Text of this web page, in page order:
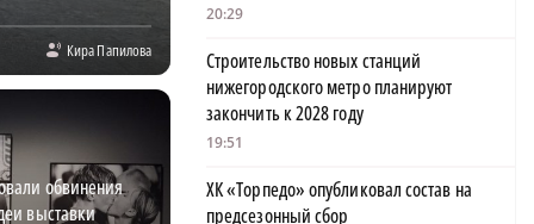
Кира Папилова
обвинения
выставки
20:29
Строительство новых станций
нижегородского метро планируют
закончить к 2028 году
19:51
ХК «Торпедо» опубликовал состав на
предсезонный сбор